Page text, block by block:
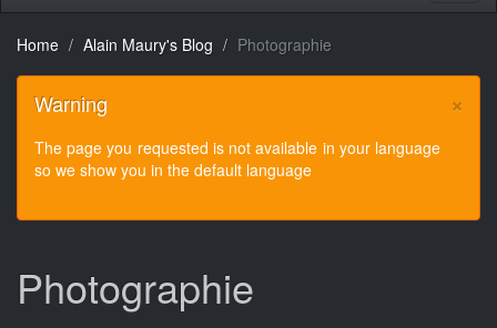
Home Alain Maury's Blog Photographie
×
Warning
The page you requested is not available in your language
so we show you in the default language
Photographie